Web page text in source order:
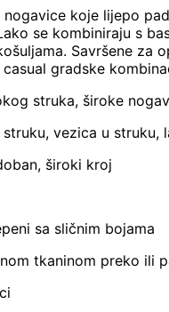
nogavice koje lijepo
se kombiniraju s
Savršene za
gradske
struka, široke
struku, vezica u struku,
široki kroj
sa sličnim bojama
tkaninom preko ili